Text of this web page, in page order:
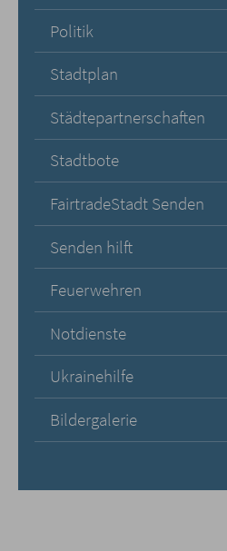
Politik
Stadtplan
Städtepartnerschaften
Stadtbote
FairtradeStadt Senden
Senden hilft
Feuerwehren
Notdienste
Ukrainehilfe
Bildergalerie